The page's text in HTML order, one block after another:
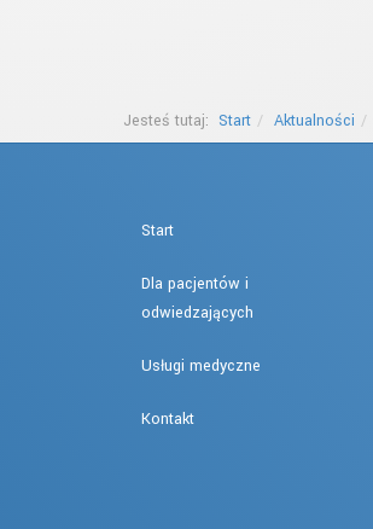
Jesteś tutaj: Start Aktualności
Start
Dla pacjentów i
odwiedzających
Usługi medyczne
Kontakt